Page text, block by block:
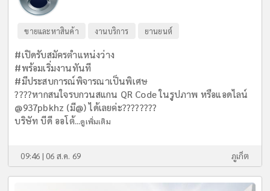
ขายและหาสินค้า งานบริการ ยานยนต์
#เปิดรับสมัครตำแหน่งว่าง
#พร้อมเริ่มงานทันที
#มีประสบการณ์พิจารณาเป็นพิเศษ
????หากสนใจรบกวนสแกน QR Code ในรูปภาพ หรือแอดไลน์
@937pbkhz (มี@) ได้เลยค่ะ????????
บริษัท บีดี ออโต้...ดูเพิ่มเติม
09:46 | 06 ส.ค. 69 ภูเก็ต